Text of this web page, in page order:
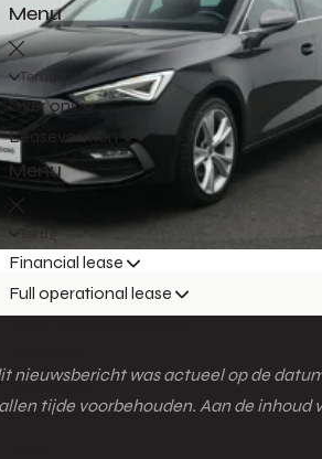
Menu
Terug
Over ons
Leasevormen
Menu
Terug
Financial lease
Full operational lease
Shortlease
Mobiliteitsvormen
nieuwsbericht was actueel op de
tijde voorbehouden. Aan de